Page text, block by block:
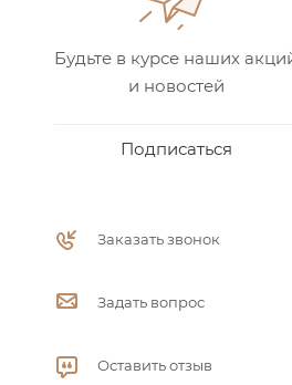
Будьте в курсе наших
и новостей
Подписаться
Заказать звонок
Задать вопрос
Оставить отзыв